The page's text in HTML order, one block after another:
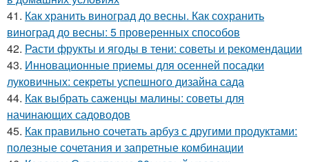
41. Как хранить виноград до весны. Как сохранить
виноград до весны: 5 проверенных способов
42. Расти фрукты и ягоды в тени: советы и рекомендации
43. Инновационные приемы для осенней посадки
луковичных: секреты успешного дизайна сада
44. Как выбрать саженцы малины: советы для
начинающих садоводов
45. Как правильно сочетать арбуз с другими продуктами:
полезные сочетания и запретные комбинации